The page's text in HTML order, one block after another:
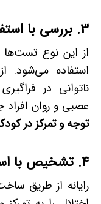
3. بررسی با
استفاده
ناتوانی‌ در
عصبی و روان
توجه و تمرکز در
4. تشخیص با
رایانه از طریق